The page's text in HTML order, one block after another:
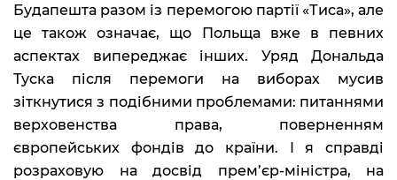
Будапешта разом із перемогою партії «Тиса», але
це також означає, що Польща вже в певних
аспектах випереджає інших. Уряд Дональда
Туска після перемоги на виборах мусив
зіткнутися з подібними проблемами: питаннями
верховенства права, поверненням
європейських фондів до країни. І я справді
розраховую на досвід прем’єр-міністра, на